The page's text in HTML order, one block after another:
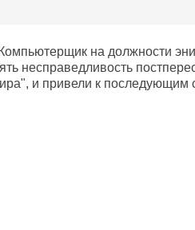
на должности
несправедливость
и привели к последующим